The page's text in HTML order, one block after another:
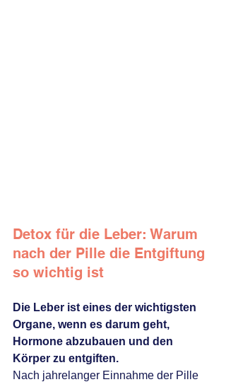
Detox für die Leber: Warum
nach der Pille die Entgiftung
so wichtig ist
Die Leber ist eines der wichtigsten
Organe, wenn es darum geht,
Hormone abzubauen und den
Körper zu entgiften.
Nach jahrelanger Einnahme der Pille